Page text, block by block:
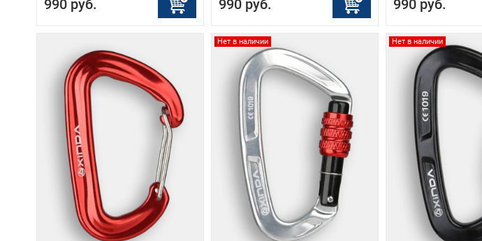
990 руб. 990 руб. 990 руб.
Нет в наличии Нет в наличии